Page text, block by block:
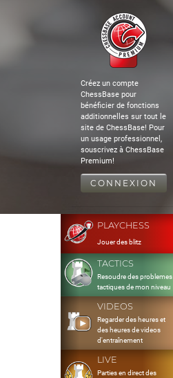
Créez un compte
ChessBase pour
bénéficier de fonctions
additionnelles sur tout le
site de ChessBase! Pour
un usage professionnel,
souscrivez à ChessBase
Premium!
CONNEXION
PLAYCHESS
Jouer des blitz
TACTICS
Resoudre des problemes
tactiques de mon niveau
VIDEOS
Regarder des heures et
des heures de videos
d'entraînement
LIVE
Parties en direct des